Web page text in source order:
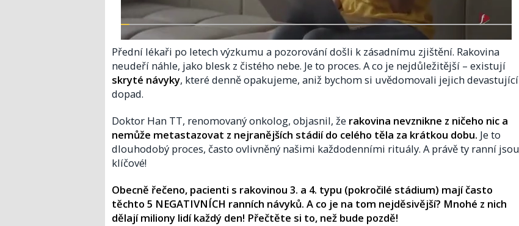
Přední lékaři po letech výzkumu a pozorování došli k zásadnímu zjištění. Rakovina
neudeří náhle, jako blesk z čistého nebe. Je to proces. A co je nejdůležitější – existují
skryté návyky, které denně opakujeme, aniž bychom si uvědomovali jejich devastující
dopad.
Doktor Han TT, renomovaný onkolog, objasnil, že rakovina nevznikne z ničeho nic a
nemůže metastazovat z nejranějších stádií do celého těla za krátkou dobu. Je to
dlouhodobý proces, často ovlivněný našimi každodenními rituály. A právě ty ranní jsou
klíčové!
Obecně řečeno, pacienti s rakovinou 3. a 4. typu (pokročilé stádium) mají často
těchto 5 NEGATIVNÍCH ranních návyků. A co je na tom nejděsivější? Mnohé z nich
dělají miliony lidí každý den! Přečtěte si to, než bude pozdě!